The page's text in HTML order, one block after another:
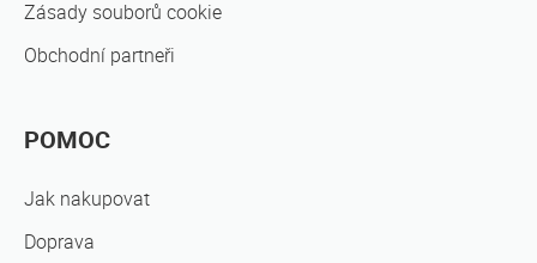
Zásady souborů cookie
Obchodní partneři
POMOC
Jak nakupovat
Doprava